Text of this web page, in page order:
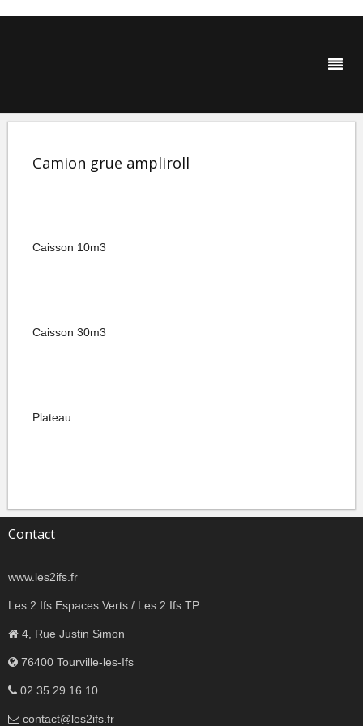
Camion grue ampliroll
Caisson 10m3
Caisson 30m3
Plateau
Contact
www.les2ifs.fr
Les 2 Ifs Espaces Verts / Les 2 Ifs TP
4, Rue Justin Simon
76400 Tourville-les-Ifs
02 35 29 16 10
contact@les2ifs.fr